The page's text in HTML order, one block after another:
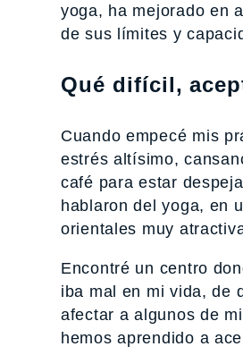
yoga, ha mejorado en
de sus límites y
Qué difícil,
Cuando empecé mis
estrés altísimo,
café para estar
hablaron del yoga, en
orientales muy
Encontré un centro
iba mal en mi vida, de
afectar a algunos de
hemos aprendido a